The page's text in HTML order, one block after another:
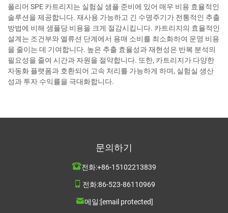
폴리머 SPE 카트리지는 실험실 샘플 준비에 있어 매우 비용 효율적인
솔루션을 제공합니다. 재사용 가능하고 긴 수명주기가 전통적인 추출
방법에 비해 샘플당 비용을 크게 절감시킵니다. 카트리지의 효율적인
설계는 조건부와 엘류션 단계에서 용매 소비를 최소화하여 운영 비용
을 줄이는 데 기여합니다. 높은 추출 효율성과 재현성은 반복 분석의
필요성을 줄여 시간과 자원을 절약합니다. 또한, 카트리지가 다양한
자동화 플랫폼과 호환되어 고속 처리를 가능하게 하며, 실험실 생산
성과 투자 수익률을 극대화합니다.
문의하기
전화:+86-15102213839
전화:86-523-86110969
메일:[email protected]